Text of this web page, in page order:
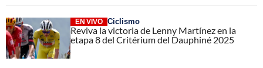
EN VIVO Ciclismo
Reviva la victoria de Lenny Martínez en la
etapa 8 del Critérium del Dauphiné 2025